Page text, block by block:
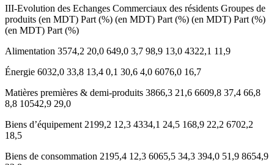
III-Evolution des Echanges Commerciaux des résidents Groupes de
produits (en MDT) Part (%) (en MDT) Part (%) (en MDT) Part (%)
(en MDT) Part (%)
Alimentation 3574,2 20,0 649,0 3,7 98,9 13,0 4322,1 11,9
Énergie 6032,0 33,8 13,4 0,1 30,6 4,0 6076,0 16,7
Matières premières & demi-produits 3866,3 21,6 6609,8 37,4 66,8
8,8 10542,9 29,0
Biens d’équipement 2199,2 12,3 4334,1 24,5 168,9 22,2 6702,2
18,5
Biens de consommation 2195,4 12,3 6065,5 34,3 394,0 51,9 8654,9